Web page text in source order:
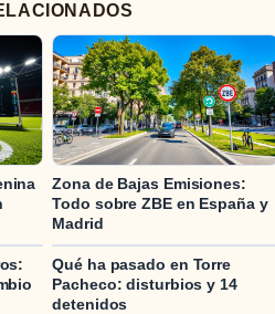
Zona de Bajas Emisiones:
Todo sobre ZBE en España y
Madrid
Qué ha pasado en Torre
Pacheco: disturbios y 14
detenidos